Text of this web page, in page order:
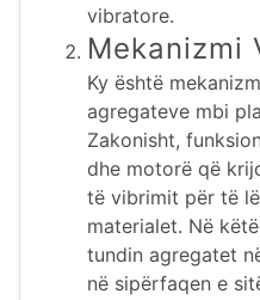
vibratore.
Mekanizmi
Ky është
agregateve mbi
Zakonisht,
dhe motorë që
të vibrimit për të
materialet. Në
tundin agregatet
në sipërfaqen e